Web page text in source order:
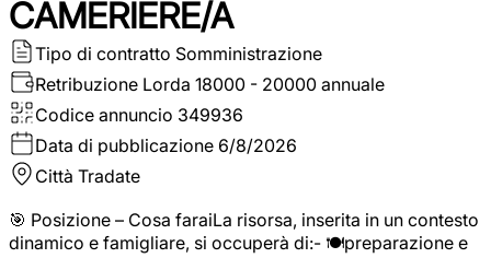
CAMERIERE/A
Tipo di contratto Somministrazione
Retribuzione Lorda 18000 - 20000 annuale
Codice annuncio 349936
Data di pubblicazione 6/8/2026
Città Tradate
🎯 Posizione – Cosa faraiLa risorsa, inserita in un contesto
dinamico e famigliare, si occuperà di:- 🍽️preparazione e